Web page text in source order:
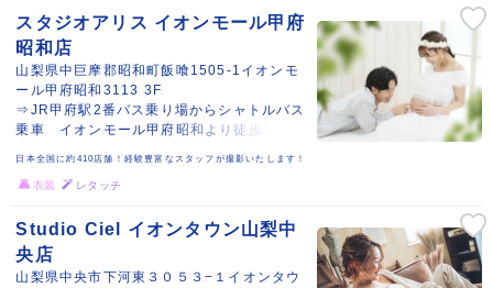
スタジオアリス イオンモール甲府
昭和店
山梨県中巨摩郡昭和町飯喰1505-1イオンモ
ール甲府昭和3113 3F
⇒JR甲府駅2番バス乗り場からシャトルバス
乗車 イオンモール甲府昭和より徒歩3分
日本全国に約410店舗！経験豊富なスタッフが撮影いたします！
衣装 レタッチ
Studio Ciel イオンタウン山梨中
央店
山梨県中央市下河東３０５３−１イオンタウ